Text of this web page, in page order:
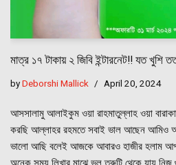
মাত্র ১৭ টাকায় ২ জিবি ইন্টারনেট!! যত খুশি
byDeborshi Mallick April 20, 2024
আসসালামু আলাইকুম ওয়া রাহমাতুল্লাহ ওয়া
করছি আল্লাহর রহমতে সবাই ভাল আছেন আমিও
ভালো আছি বলেই আজকে আবারও হাজীর হলাম